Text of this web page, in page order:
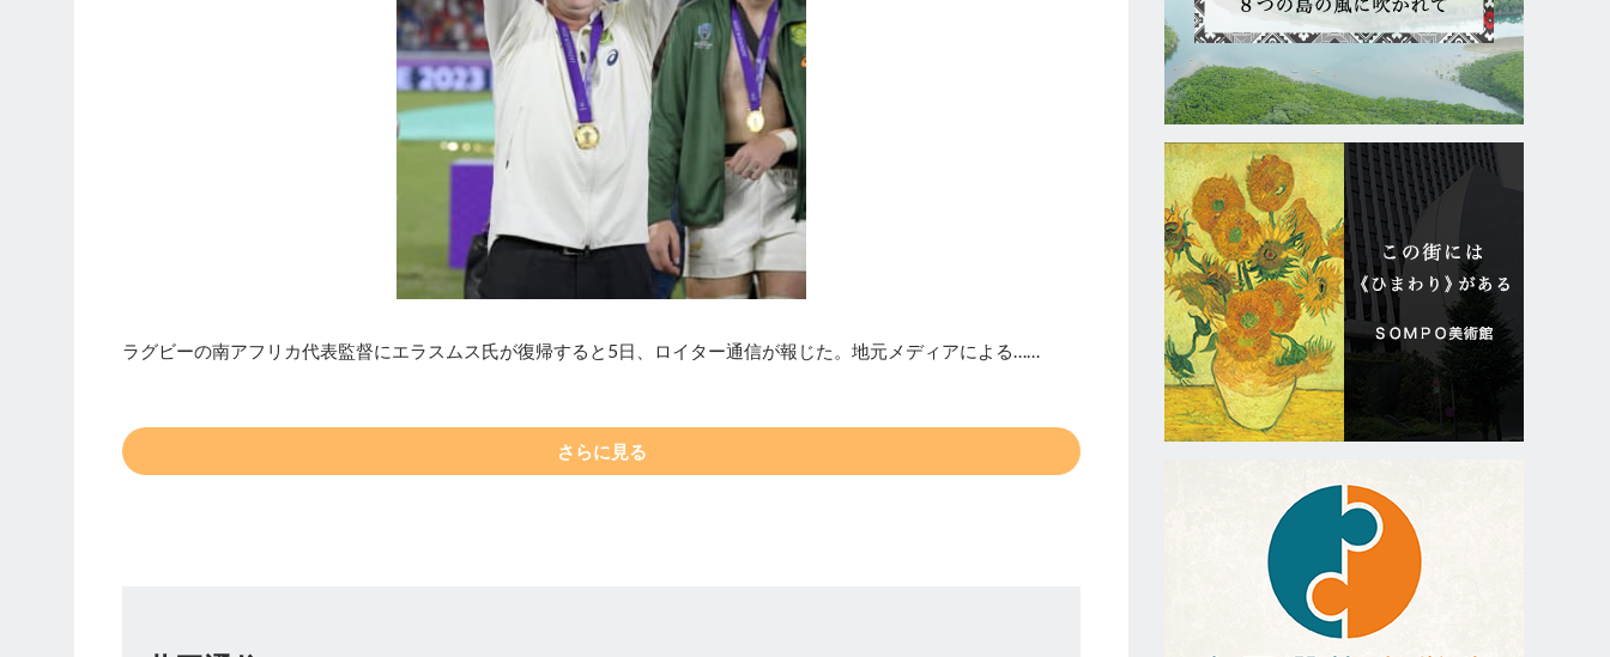
ラグビーの南アフリカ代表監督にエラスムス氏が復帰すると5日、ロイター通信が報じた。地元メディアによる……
さらに見る